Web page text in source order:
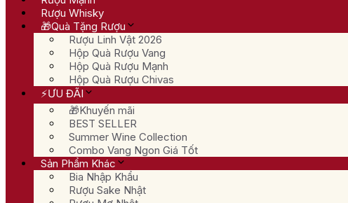
Rượu Whisky
🎁Quà Tặng Rượu
Rượu Linh Vật 2026
Hộp Quà Rượu Vang
Hộp Quà Rượu Mạnh
Hộp Quà Rượu Chivas
⚡ƯU ĐÃI
🎁Khuyến mãi
BEST SELLER
Summer Wine Collection
Combo Vang Ngon Giá Tốt
Sản Phẩm Khác
Bia Nhập Khẩu
Rượu Sake Nhật